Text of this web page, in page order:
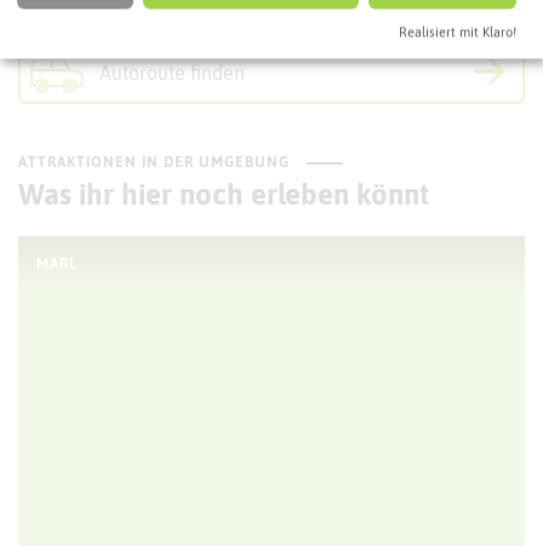
Autoroute finden
ATTRAKTIONEN IN DER UMGEBUNG
Was ihr hier noch erleben könnt
MARL
Realisiert mit Klaro!